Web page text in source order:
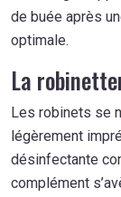
de buée après
optimale.
La
Les robinets se
légèrement
désinfectante
complément